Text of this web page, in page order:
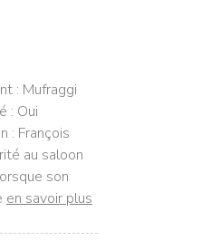
: Mufraggi
: Oui
: François
au saloon
son
en savoir plus